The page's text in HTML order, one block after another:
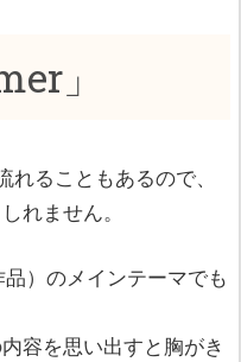
」
ることもあるので、
れません。
）のメインテーマでも
容を思い出すと胸がき